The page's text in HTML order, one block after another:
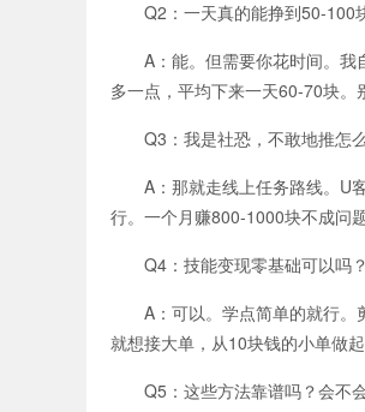
Q2：一天真的能挣到50-100
A：能。但需要你花时间。我
多一点，平均下来一天60-70块。
Q3：我是社恐，不敢地推怎
A：那就走线上任务路线。U客
行。一个月赚800-1000块不成问题
Q4：技能变现零基础可以吗？
A：可以。学点简单的就行。
就想接大单，从10块钱的小单做
Q5：这些方法靠谱吗？会不